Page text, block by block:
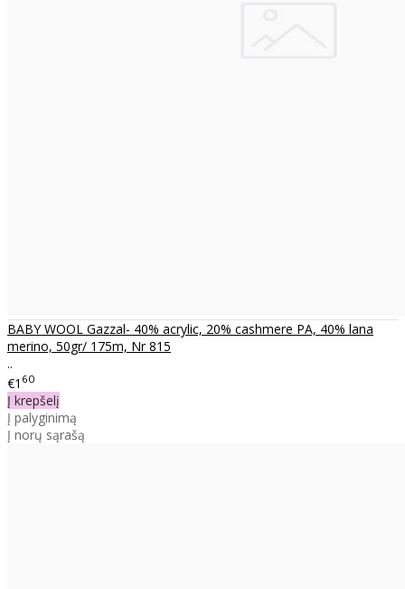
BABY WOOL Gazzal- 40% acrylic, 20% cashmere PA, 40% lana
merino, 50gr/ 175m, Nr 815
..
€1 60
Į krepšelį
Į palyginimą
Į norų sąrašą